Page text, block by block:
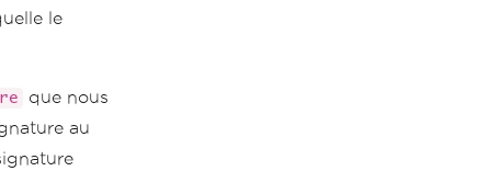
le
que nous
au